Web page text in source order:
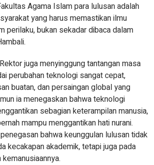
Agama Islam para lulusan adalah
yang harus memastikan ilmu
perilaku, bukan sekadar dibaca dalam
juga menyinggung tantangan masa
perubahan teknologi sangat cepat,
buatan, dan persaingan global yang
ia menegaskan bahwa teknologi
sebagian keterampilan manusia,
mampu menggantikan hati nurani.
bahwa keunggulan lulusan tidak
kecakapan akademik, tetapi juga pada